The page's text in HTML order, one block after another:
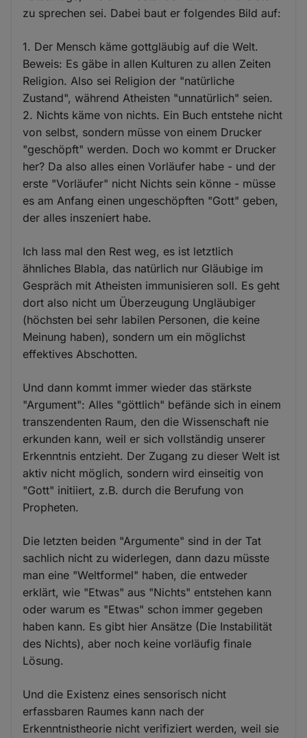
zu sprechen sei. Dabei baut er folgendes Bild auf:
1. Der Mensch käme gottgläubig auf die Welt.
Beweis: Es gäbe in allen Kulturen zu allen Zeiten
Religion. Also sei Religion der "natürliche
Zustand", während Atheisten "unnatürlich" seien.
2. Nichts käme von nichts. Ein Buch entstehe nicht
von selbst, sondern müsse von einem Drucker
"geschöpft" werden. Doch wo kommt er Drucker
her? Da also alles einen Vorläufer habe - und der
erste "Vorläufer" nicht Nichts sein könne - müsse
es am Anfang einen ungeschöpften "Gott" geben,
der alles inszeniert habe.
Ich lass mal den Rest weg, es ist letztlich
ähnliches Blabla, das natürlich nur Gläubige im
Gespräch mit Atheisten immunisieren soll. Es geht
dort also nicht um Überzeugung Ungläubiger
(höchsten bei sehr labilen Personen, die keine
Meinung haben), sondern um ein möglichst
effektives Abschotten.
Und dann kommt immer wieder das stärkste
"Argument": Alles "göttlich" befände sich in einem
transzendenten Raum, den die Wissenschaft nie
erkunden kann, weil er sich vollständig unserer
Erkenntnis entzieht. Der Zugang zu dieser Welt ist
aktiv nicht möglich, sondern wird einseitig von
"Gott" initiiert, z.B. durch die Berufung von
Propheten.
Die letzten beiden "Argumente" sind in der Tat
sachlich nicht zu widerlegen, dann dazu müsste
man eine "Weltformel" haben, die entweder
erklärt, wie "Etwas" aus "Nichts" entstehen kann
oder warum es "Etwas" schon immer gegeben
haben kann. Es gibt hier Ansätze (Die Instabilität
des Nichts), aber noch keine vorläufig finale
Lösung.
Und die Existenz eines sensorisch nicht
erfassbaren Raumes kann nach der
Erkenntnistheorie nicht verifiziert werden, weil sie